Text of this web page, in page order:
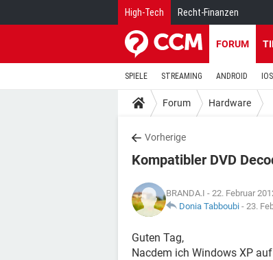
High-Tech Recht-Finanzen
FORUM
SPIELE STREAMING ANDROID IOS
Forum Hardware
Vorherige
Kompatibler DVD
BRANDA.I - 22. Februar
Donia Tabboubi - 23.
Guten Tag,
Nacdem ich Windows XP